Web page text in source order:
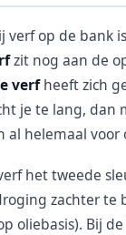
verf op de bank
zit nog aan de
verfheeft zich
je te lang,
al helemaal voor
het tweede
zachter
oliebasis). Bij